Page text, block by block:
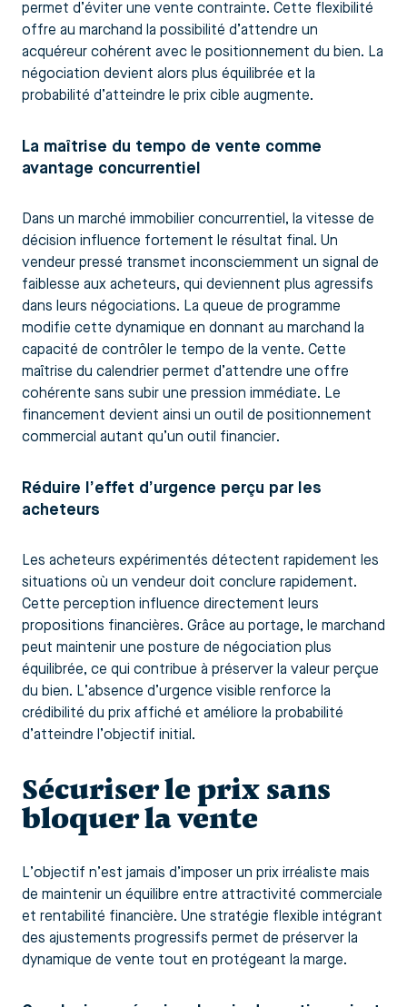
permet d’éviter une vente contrainte. Cette flexibilité
offre au marchand la possibilité d’attendre un
acquéreur cohérent avec le positionnement du bien. La
négociation devient alors plus équilibrée et la
probabilité d’atteindre le prix cible augmente.
La maîtrise du tempo de vente comme
avantage concurrentiel
Dans un marché immobilier concurrentiel, la vitesse de
décision influence fortement le résultat final. Un
vendeur pressé transmet inconsciemment un signal de
faiblesse aux acheteurs, qui deviennent plus agressifs
dans leurs négociations. La queue de programme
modifie cette dynamique en donnant au marchand la
capacité de contrôler le tempo de la vente. Cette
maîtrise du calendrier permet d’attendre une offre
cohérente sans subir une pression immédiate. Le
financement devient ainsi un outil de positionnement
commercial autant qu’un outil financier.
Réduire l’effet d’urgence perçu par les
acheteurs
Les acheteurs expérimentés détectent rapidement les
situations où un vendeur doit conclure rapidement.
Cette perception influence directement leurs
propositions financières. Grâce au portage, le marchand
peut maintenir une posture de négociation plus
équilibrée, ce qui contribue à préserver la valeur perçue
du bien. L’absence d’urgence visible renforce la
crédibilité du prix affiché et améliore la probabilité
d’atteindre l’objectif initial.
Sécuriser le prix sans
bloquer la vente
L’objectif n’est jamais d’imposer un prix irréaliste mais
de maintenir un équilibre entre attractivité commerciale
et rentabilité financière. Une stratégie flexible intégrant
des ajustements progressifs permet de préserver la
dynamique de vente tout en protégeant la marge.